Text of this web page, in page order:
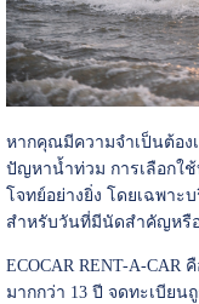
หากคุณมีความจำเป็นต้อง
ปัญหาน้ำท่วม การเลือกใช้
โจทย์อย่างยิ่ง โดยเฉพาะ
สำหรับวันที่มีนัดสำคัญหรือ
ECOCAR RENT-A-
มากกว่า 13 ปี จดทะเบียน